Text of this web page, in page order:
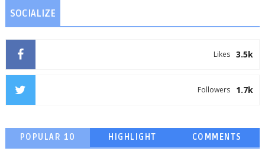
SOCIALIZE
3.5k
Likes
1.7k
Followers
POPULAR 10 HIGHLIGHT COMMENTS